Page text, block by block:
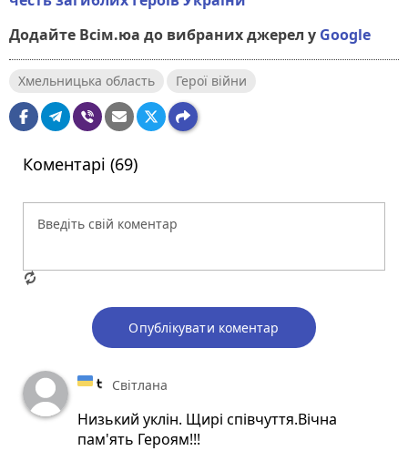
Додайте Всім.юа до вибраних джерел у Google
Хмельницька область Герої війни
Коментарі (69)
Опублікувати коментар
Світлана
Низький уклін. Щирі співчуття.Вічна
пам'ять Героям!!!